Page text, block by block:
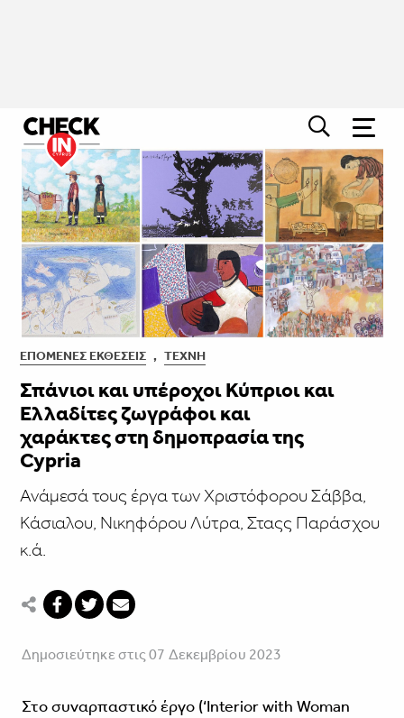
ΕΠΌΜΕΝΕΣ ΕΚΘΈΣΕΙΣ , ΤΈΧΝΗ
Σπάνιοι και υπέροχοι Κύπριοι και
Ελλαδίτες ζωγράφοι και
χαράκτες στη δημοπρασία της
Cypria
Ανάμεσά τους έργα των Χριστόφορου Σάββα,
Κάσιαλου, Νικηφόρου Λύτρα, Σταςς Παράσχου
κ.ά.
Δημοσιεύτηκε στις 07 Δεκεμβρίου 2023
Στο συναρπαστικό έργο (‘Interior with Woman